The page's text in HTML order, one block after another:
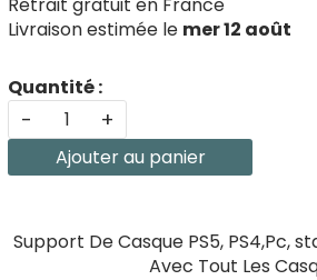
Livraison estimée le mer 12 août
Quantité :
- +
Ajouter au panier
Support De Casque PS5, PS4,Pc,
Avec Tout Les